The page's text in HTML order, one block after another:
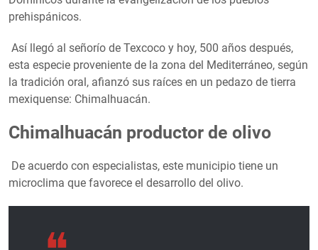
prehispánicos.
Así llegó al señorío de Texcoco y hoy, 500 años después,
esta especie proveniente de la zona del Mediterráneo, según
la tradición oral, afianzó sus raíces en un pedazo de tierra
mexiquense: Chimalhuacán.
Chimalhuacán productor de olivo
De acuerdo con especialistas, este municipio tiene un
microclima que favorece el desarrollo del olivo.